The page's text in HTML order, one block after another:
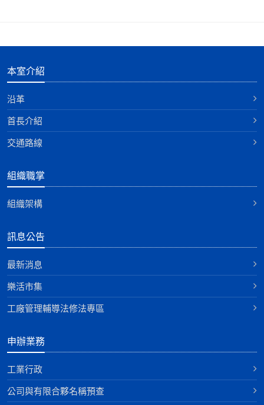
本室介紹
沿革
首長介紹
交通路線
組織職掌
組織架構
訊息公告
最新消息
樂活市集
工廠管理輔導法修法專區
申辦業務
工業行政
公司與有限合夥名稱預查